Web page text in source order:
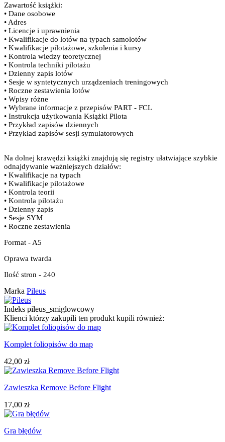
Zawartość książki:
• Dane osobowe
• Adres
• Licencje i uprawnienia
• Kwalifikacje do lotów na typach samolotów
• Kwalifikacje pilotażowe, szkolenia i kursy
• Kontrola wiedzy teoretycznej
• Kontrola techniki pilotażu
• Dzienny zapis lotów
• Sesje w syntetycznych urządzeniach treningowych
• Roczne zestawienia lotów
• Wpisy różne
• Wybrane informacje z przepisów PART - FCL
• Instrukcja użytkowania Książki Pilota
• Przykład zapisów dziennych
• Przykład zapisów sesji symulatorowych
Na dolnej krawędzi książki znajdują się registry ułatwiające szybkie
odnajdywanie ważniejszych działów:
• Kwalifikacje na typach
• Kwalifikacje pilotażowe
• Kontrola teorii
• Kontrola pilotażu
• Dzienny zapis
• Sesje SYM
• Roczne zestawienia
Format - A5
Oprawa twarda
Ilość stron - 240
Marka Pileus
Indeks pileus_smiglowcowy
Klienci którzy zakupili ten produkt kupili również:
Komplet foliopisów do map
42,00 zł
Zawieszka Remove Before Flight
17,00 zł
Gra błędów